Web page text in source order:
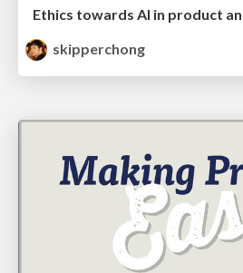
skipperchong